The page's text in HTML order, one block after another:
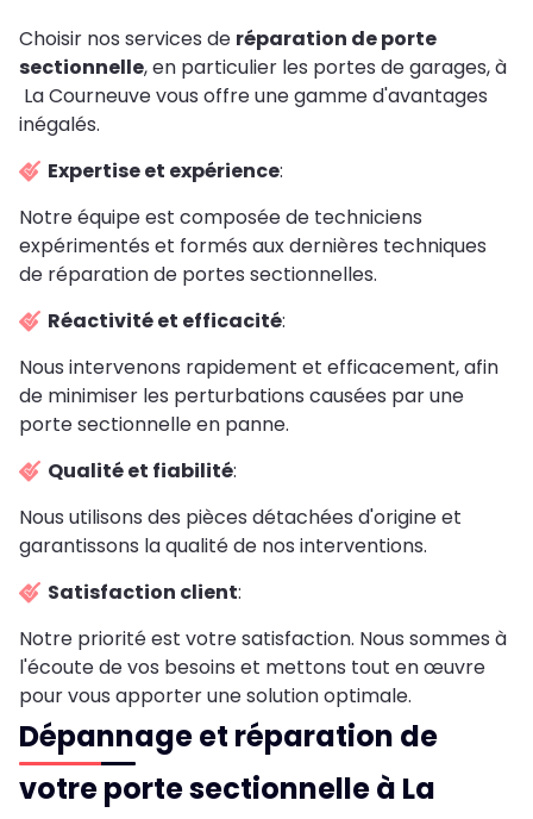
Choisir nos services de réparation de porte
sectionnelle, en particulier les portes de garages, à
La Courneuve vous offre une gamme d'avantages
inégalés.
Expertise et expérience:
Notre équipe est composée de techniciens
expérimentés et formés aux dernières techniques
de réparation de portes sectionnelles.
Réactivité et efficacité:
Nous intervenons rapidement et efficacement, afin
de minimiser les perturbations causées par une
porte sectionnelle en panne.
Qualité et fiabilité:
Nous utilisons des pièces détachées d'origine et
garantissons la qualité de nos interventions.
Satisfaction client:
Notre priorité est votre satisfaction. Nous sommes à
l'écoute de vos besoins et mettons tout en œuvre
pour vous apporter une solution optimale.
Dépannage et réparation de
votre porte sectionnelle à La